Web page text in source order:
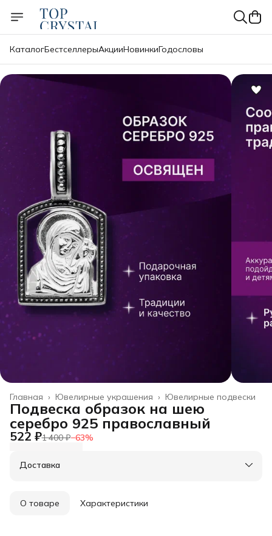
КаталогБестселлерыАкцииНовинкиГодословы
Ювелирные подвески
Ювелирные украшения ›
Главная ›
Подвеска образок на шею
серебро 925 православный
522 ₽1 400 ₽−63%
Доставка
О товаре Характеристики